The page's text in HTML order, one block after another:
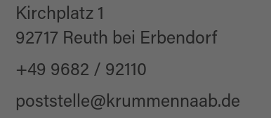
Kirchplatz 1
92717 Reuth bei Erbendorf
+49 9682 / 92110
poststelle@krummennaab.de